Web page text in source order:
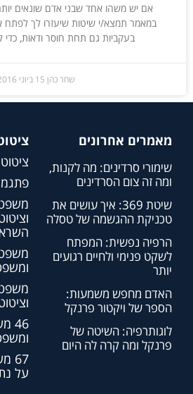
אם יש משהו אחד שבני אדם שונאים
במאמר תמצא/י שיטות שיעזרו לך לפתח
בעקביות גם תחת חוסר ודאות,
שחר כהן 15 ביוני 2016
מאמרים אחרונים
שימורי סרדינים: מה לקנות,
ומה זה צום הסרדינים
שיטת 369: איך עושים את
טכניקת ההגשמה של טסלה
הרפיה נפשית: המפתח
לשקט פנימי ולחיים רגועים
יותר
האדם מחפש משמעות:
הספר של ויקטור פרנקל
לוגותרפיה: השיטה של
פרנקל ומה קרה לה היום
על